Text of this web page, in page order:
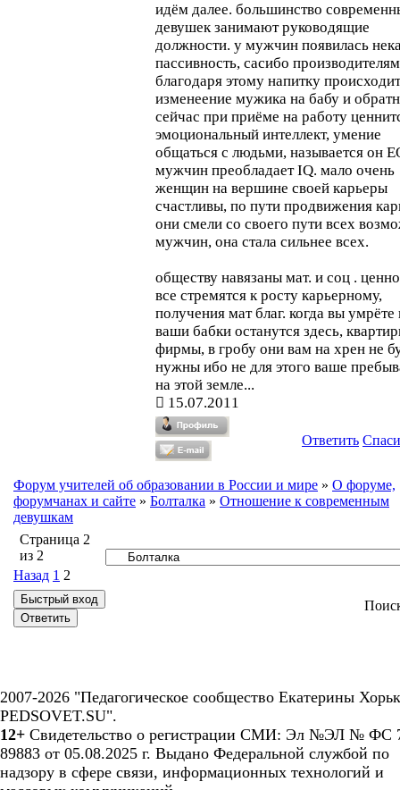
идём далее. большинство
девушек занимают руководящие
должности. у мужчин появилась
пассивность, сасибо
благодаря этому напитку происходит
изменеение мужика на бабу и
сейчас при приёме на работу
эмоциональный интеллект, умение
общаться с людьми, называется он
мужчин преобладает IQ. мало очень
женщин на вершине своей карьеры
счастливы, по пути продвижения
они смели со своего пути всех
мужчин, она стала сильнее всех.
обществу навязаны мат. и соц .
все стремятся к росту карьерному,
получения мат благ. когда вы умрёте
ваши бабки останутся здесь,
фирмы, в гробу они вам на хрен не
нужны ибо не для этого ваше
на этой земле...
15.07.2011
Ответить
Форум учителей об образовании в России и мире » О форуме,
форумчанах и сайте » Болталка » Отношение к современным
девушкам
Страница 2
из 2
Назад 1 2
2007-2026 "Педагогическое сообщество Екатерины
PEDSOVET.SU".
12+ Свидетельство о регистрации СМИ: Эл №ЭЛ № ФС
89883 от 05.08.2025 г. Выдано Федеральной службой по
надзору в сфере связи, информационных технологий и